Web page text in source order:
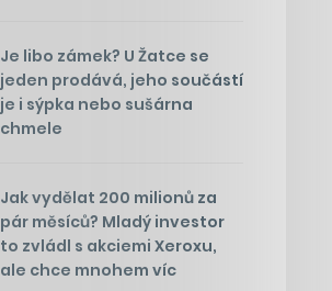
Je libo zámek? U Žatce se
jeden prodává, jeho součástí
je i sýpka nebo sušárna
chmele
Jak vydělat 200 milionů za
pár měsíců? Mladý investor
to zvládl s akciemi Xeroxu,
ale chce mnohem víc